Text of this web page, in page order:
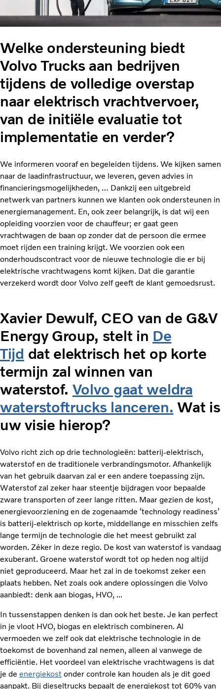
Welke ondersteuning biedt
Volvo Trucks aan bedrijven
tijdens de volledige overstap
naar elektrisch vrachtvervoer,
van de initiële evaluatie tot
implementatie en verder?
We informeren vooraf en begeleiden tijdens. We kijken samen
naar de laadinfrastructuur, we leveren, geven advies in
financieringsmogelijkheden, … Dankzij een uitgebreid
netwerk van partners kunnen we klanten ook ondersteunen in
energiemanagement. En, ook zeer belangrijk, is dat wij een
opleiding voorzien voor de chauffeur; er gaat geen
vrachtwagen de baan op zonder dat de persoon die ermee
moet rijden een training krijgt. We voorzien ook een
onderhoudscontract voor de nieuwe technologie die er bij
elektrische vrachtwagens komt kijken. Dat die garantie
verzekerd wordt door Volvo zelf geeft de klant gemoedsrust.
Xavier Dewulf, CEO van de G&V
Energy Group, stelt in De
Tijd dat elektrisch het op korte
termijn zal winnen van
waterstof. Volvo gaat weldra
waterstoftrucks lanceren. Wat is
uw visie hierop?
Volvo richt zich op drie technologieën: batterij-elektrisch,
waterstof en de traditionele verbrandingsmotor. Afhankelijk
van het gebruik daarvan zal er een andere toepassing zijn.
Waterstof zal zeker haar steentje bijdragen voor bepaalde
zware transporten of zeer lange ritten. Maar gezien de kost,
energievoorziening en de zogenaamde ‘technology readiness’
is batterij-elektrisch op korte, middellange en misschien zelfs
lange termijn de technologie die het meest gebruikt zal
worden. Zéker in deze regio. De kost van waterstof is vandaag
exuberant. Groene waterstof wordt tot op heden nog altijd
niet geproduceerd. Maar het zal in de toekomst zeker een
plaats hebben. Net zoals ook andere oplossingen die Volvo
aanbiedt: denk aan biogas, HVO, ...
In tussenstappen denken is dan ook het beste. Je kan perfect
in je vloot HVO, biogas en elektrisch combineren. Al
vermoeden we zelf ook dat elektrische technologie in de
toekomst de bovenhand zal nemen, alleen al vanwege de
efficiëntie. Het voordeel van elektrische vrachtwagens is dat
je de energiekost onder controle kan houden als je dit goed
aanpakt. Bij dieseltrucks bepaalt de energiekost tot 60% van